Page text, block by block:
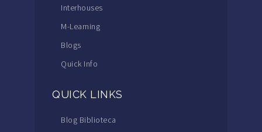
Interhouses
M-Learning
Blogs
Quick Info
QUICK LINKS
Blog Biblioteca